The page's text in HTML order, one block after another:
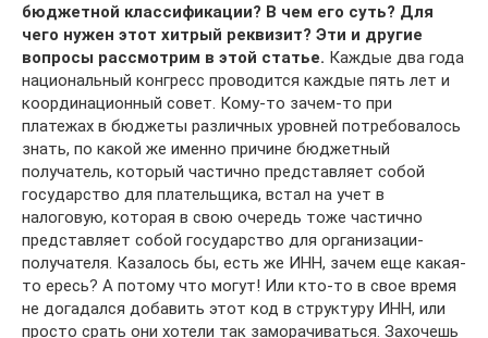
бюджетной классификации? В чем его суть? Для
чего нужен этот хитрый реквизит? Эти и другие
вопросы рассмотрим в этой статье. Каждые два года
национальный конгресс проводится каждые пять лет и
координационный совет. Кому-то зачем-то при
платежах в бюджеты различных уровней потребовалось
знать, по какой же именно причине бюджетный
получатель, который частично представляет собой
государство для плательщика, встал на учет в
налоговую, которая в свою очередь тоже частично
представляет собой государство для организации-
получателя. Казалось бы, есть же ИНН, зачем еще какая-
то ересь? А потому что могут! Или кто-то в свое время
не догадался добавить этот код в структуру ИНН, или
просто срать они хотели так заморачиваться. Захочешь